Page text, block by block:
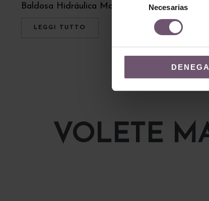
de
consentimiento
Necesarias
Baldosa Hidráulica Mod 047
LEGGI TUTTO
Baldosa
320
VOLETE